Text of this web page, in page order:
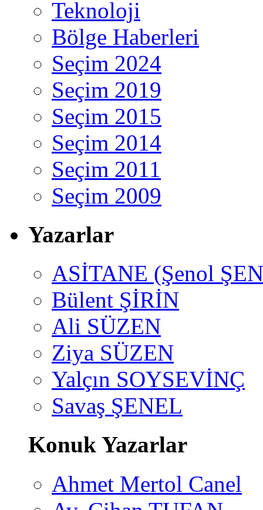
Teknoloji
Bölge Haberleri
Seçim 2024
Seçim 2019
Seçim 2015
Seçim 2014
Seçim 2011
Seçim 2009
Yazarlar
ASİTANE (Şenol
Bülent ŞİRİN
Ali SÜZEN
Ziya SÜZEN
Yalçın SOYSEVİNÇ
Savaş ŞENEL
Konuk Yazarlar
Ahmet Mertol Canel